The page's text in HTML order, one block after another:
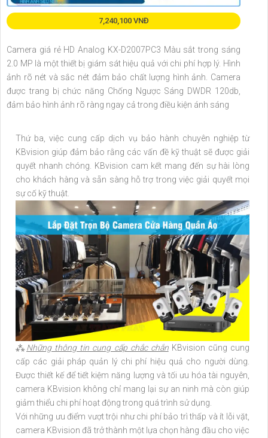
7,240,100 VNĐ
Camera giá rẻ HD Analog KX-D2007PC3 Màu sắt trong sáng
2.0 MP là một thiết bị giám sát hiệu quả với chi phí hợp lý. Hình
ảnh rõ nét và sắc nét đảm bảo chất lượng hình ảnh. Camera
được trang bị chức năng Chống Ngược Sáng DWDR 120db,
đảm bảo hình ảnh rõ ràng ngay cả trong điều kiện ánh sáng
Thứ ba, việc cung cấp dịch vụ bảo hành chuyên nghiệp từ
KBvision giúp đảm bảo rằng các vấn đề kỹ thuật sẽ được giải
quyết nhanh chóng. KBvision cam kết mang đến sự hài lòng
cho khách hàng và sẵn sàng hỗ trợ trong việc giải quyết mọi
sự cố kỹ thuật.
⁂Những thông tin cung cấp chắc chắnKBvision cũng cung
cấp các giải pháp quản lý chi phí hiệu quả cho người dùng.
Được thiết kế để tiết kiệm năng lượng và tối ưu hóa tài nguyên,
camera KBvision không chỉ mang lại sự an ninh mà còn giúp
giảm thiểu chi phí hoạt động trong quá trình sử dụng.
Với những ưu điểm vượt trội như chi phí bảo trì thấp và ít lỗi vặt,
camera KBvision đã trở thành một lựa chọn hàng đầu cho việc